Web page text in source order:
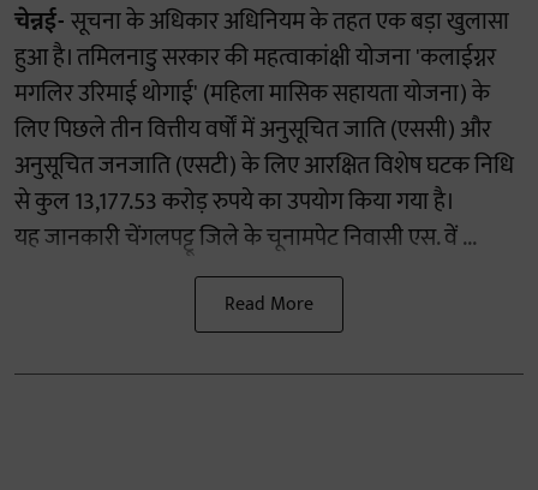
चेन्नई-सूचना के अधिकार अधिनियम के तहत एक बड़ा खुलासा
हुआ है। तमिलनाडु सरकार की महत्वाकांक्षी योजना 'कलाईग्नर
मगलिर उरिमाई थोगाई' (महिला मासिक सहायता योजना) के
लिए पिछले तीन वित्तीय वर्षों में अनुसूचित जाति (एससी) और
अनुसूचित जनजाति (एसटी) के लिए आरक्षित विशेष घटक निधि
से कुल 13,177.53 करोड़ रुपये का उपयोग किया गया है।
यह जानकारी चेंगलपट्टू जिले के चूनामपेट निवासी एस. वें ...
Read More